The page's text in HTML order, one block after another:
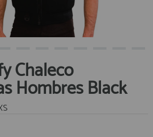
y Toldos
y Limpieza
en francobordo.com podrás realizar tus
en nuestra tienda virtual, revisar el estado de
y consultar tus operaciones anteriores.
registro cliente
Chaleco
Hombres Black